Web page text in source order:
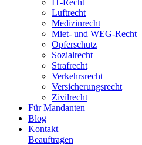
IT-Recht
Luftrecht
Medizinrecht
Miet- und WEG-Recht
Opferschutz
Sozialrecht
Strafrecht
Verkehrsrecht
Versicherungsrecht
Zivilrecht
Für Mandanten
Blog
Kontakt
Beauftragen